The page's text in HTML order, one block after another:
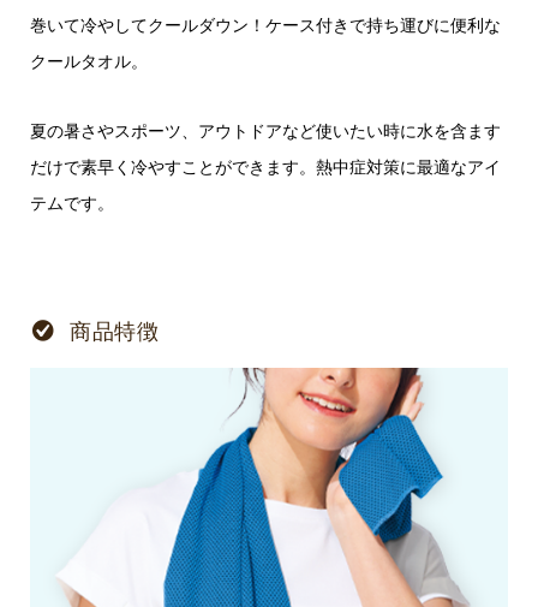
巻いて冷やしてクールダウン！ケース付きで持ち運びに便利な
クールタオル。
夏の暑さやスポーツ、アウトドアなど使いたい時に水を含ます
だけで素早く冷やすことができます。熱中症対策に最適なアイ
テムです。
商品特徴